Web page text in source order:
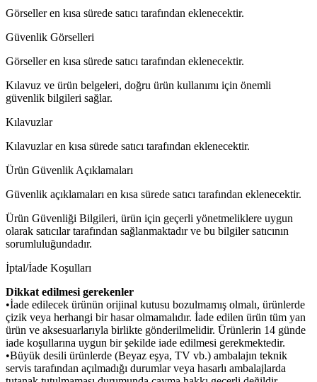
Görseller en kısa sürede satıcı tarafından eklenecektir.
Güvenlik Görselleri
Görseller en kısa sürede satıcı tarafından eklenecektir.
Kılavuz ve ürün belgeleri, doğru ürün kullanımı için önemli
güvenlik bilgileri sağlar.
Kılavuzlar
Kılavuzlar en kısa sürede satıcı tarafından eklenecektir.
Ürün Güvenlik Açıklamaları
Güvenlik açıklamaları en kısa sürede satıcı tarafından eklenecektir.
Ürün Güvenliği Bilgileri, ürün için geçerli yönetmeliklere uygun
olarak satıcılar tarafından sağlanmaktadır ve bu bilgiler satıcının
sorumluluğundadır.
İptal/İade Koşulları
Dikkat edilmesi gerekenler
•İade edilecek ürünün orijinal kutusu bozulmamış olmalı, ürünlerde
çizik veya herhangi bir hasar olmamalıdır. İade edilen ürün tüm yan
ürün ve aksesuarlarıyla birlikte gönderilmelidir. Ürünlerin 14 günde
iade koşullarına uygun bir şekilde iade edilmesi gerekmektedir.
•Büyük desili ürünlerde (Beyaz eşya, TV vb.) ambalajın teknik
servis tarafından açılmadığı durumlar veya hasarlı ambalajlarda